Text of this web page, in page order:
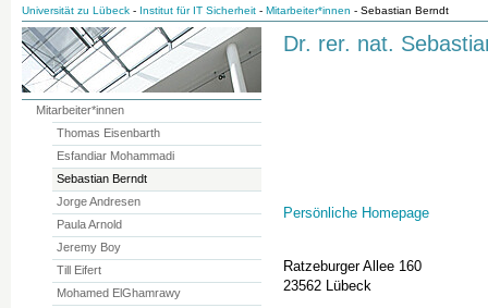
Universität zu Lübeck - Institut für IT Sicherheit - Mitarbeiter*innen - Sebastian Berndt
Dr. rer. nat.
Persönliche Homepage
Ratzeburger Allee 160
23562 Lübeck
Mitarbeiter*innen
Thomas Eisenbarth
Esfandiar Mohammadi
Sebastian Berndt
Jorge Andresen
Paula Arnold
Jeremy Boy
Till Eifert
Mohamed ElGhamrawy